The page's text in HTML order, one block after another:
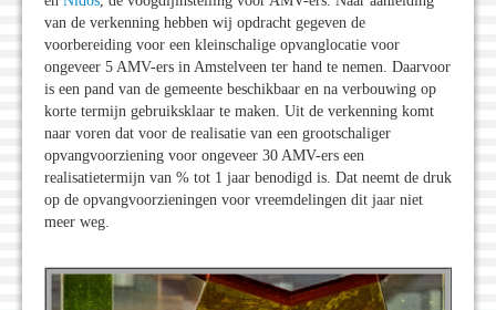
van de verkenning hebben wij opdracht gegeven de
voorbereiding voor een kleinschalige opvanglocatie voor
ongeveer 5 AMV-ers in Amstelveen ter hand te nemen. Daarvoor
is een pand van de gemeente beschikbaar en na verbouwing op
korte termijn gebruiksklaar te maken. Uit de verkenning komt
naar voren dat voor de realisatie van een grootschaliger
opvangvoorziening voor ongeveer 30 AMV-ers een
realisatietermijn van % tot 1 jaar benodigd is. Dat neemt de druk
op de opvangvoorzieningen voor vreemdelingen dit jaar niet
meer weg.